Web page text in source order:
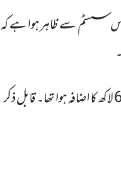
فیصد سے زیادہ ہوگئی ہے۔ اس سسٹم سے ظاہر ہوا ہے کہ
سال 2018 اور 2019 میں موت کے اندراج میں پچھلے سالوں کے مقابلے 4.86 لاکھ اور 6.90 لاکھ کا اضافہ ہوا تھا۔ قابل ذکر